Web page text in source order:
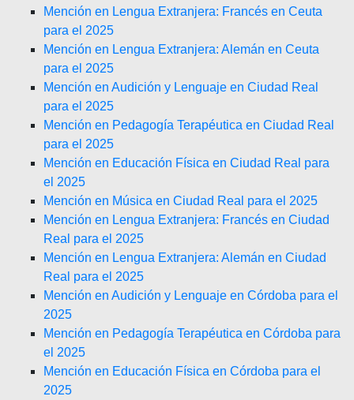
Mención en Lengua Extranjera: Francés en Ceuta
para el 2025
Mención en Lengua Extranjera: Alemán en Ceuta
para el 2025
Mención en Audición y Lenguaje en Ciudad Real
para el 2025
Mención en Pedagogía Terapéutica en Ciudad Real
para el 2025
Mención en Educación Física en Ciudad Real para
el 2025
Mención en Música en Ciudad Real para el 2025
Mención en Lengua Extranjera: Francés en Ciudad
Real para el 2025
Mención en Lengua Extranjera: Alemán en Ciudad
Real para el 2025
Mención en Audición y Lenguaje en Córdoba para el
2025
Mención en Pedagogía Terapéutica en Córdoba para
el 2025
Mención en Educación Física en Córdoba para el
2025